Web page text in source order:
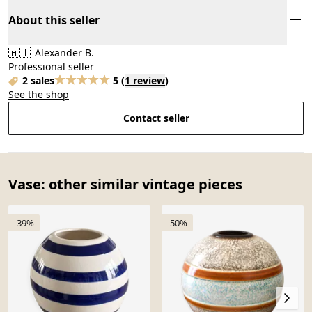
About this seller
🇦🇹 Alexander B.
Professional seller
2 sales
5 (1 review)
See the shop
Contact seller
Vase: other similar vintage pieces
-39% -50%